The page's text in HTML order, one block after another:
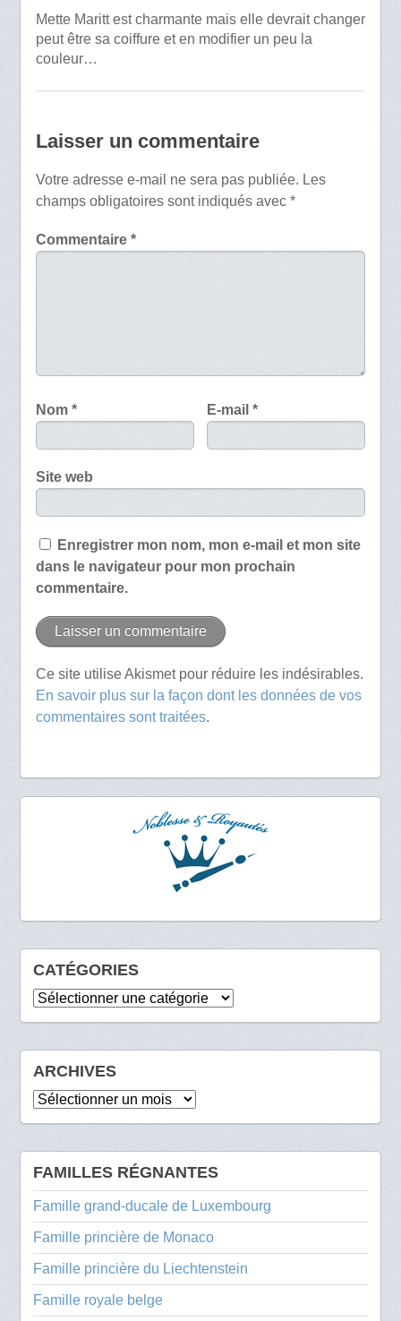
Mette Maritt est charmante mais elle devrait changer
peut être sa coiffure et en modifier un peu la
couleur…
Laisser un commentaire
Votre adresse e-mail ne sera pas publiée. Les
champs obligatoires sont indiqués avec *
Commentaire *
Nom * E-mail*
Site web
Enregistrer mon nom, mon e-mail et mon site
dans le navigateur pour mon prochain
commentaire.
Ce site utilise Akismet pour réduire les indésirables.
En savoir plus sur la façon dont les données de vos
commentaires sont traitées.
CATÉGORIES
Catégories
ARCHIVES
Archives
FAMILLES RÉGNANTES
Famille grand-ducale de Luxembourg
Famille princière de Monaco
Famille princière du Liechtenstein
Famille royale belge